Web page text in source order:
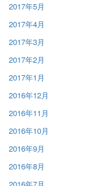
2017年5月
2017年4月
2017年3月
2017年2月
2017年1月
2016年12月
2016年11月
2016年10月
2016年9月
2016年8月